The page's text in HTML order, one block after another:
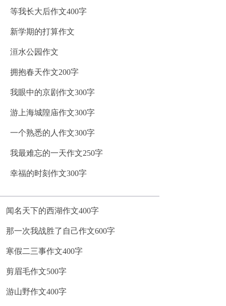
等我长大后作文400字
新学期的打算作文
洹水公园作文
拥抱春天作文200字
我眼中的京剧作文300字
游上海城隍庙作文300字
一个熟悉的人作文300字
我最难忘的一天作文250字
幸福的时刻作文300字
闻名天下的西湖作文400字
那一次我战胜了自己作文600字
寒假二三事作文400字
剪眉毛作文500字
游山野作文400字